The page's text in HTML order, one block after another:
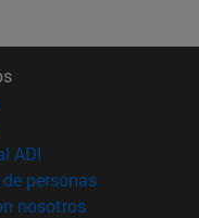
en nueva ventana)
ADI
personas(abre en
nosotros(abre en